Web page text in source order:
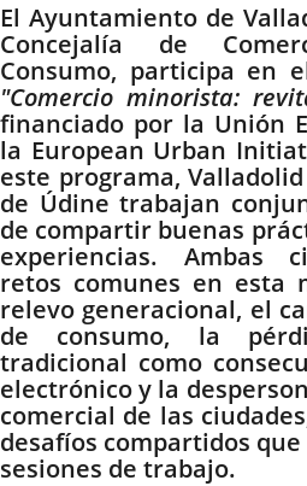
El Ayuntamiento de
Concejalía de
Consumo, participa en
"Comercio minorista:
financiado por la Unión
la European Urban
este programa,
de Údine trabajan
de compartir buenas
experiencias. Ambas
retos comunes en esta
relevo generacional, el
de consumo, la
tradicional como
electrónico y la
comercial de las
desafíos compartidos
sesiones de trabajo.